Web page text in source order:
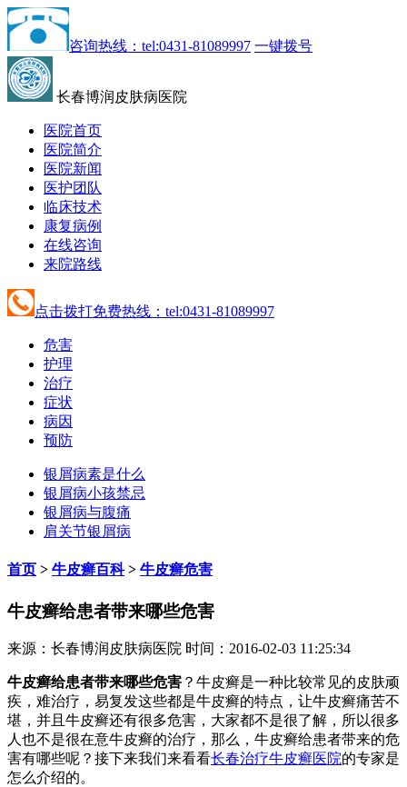
咨询热线：tel:0431-81089997 一键拨号
长春博润皮肤病医院
医院首页
医院简介
医院新闻
医护团队
临床技术
康复病例
在线咨询
来院路线
点击拨打免费热线：tel:0431-81089997
危害
护理
治疗
症状
病因
预防
银屑病素是什么
银屑病小孩禁忌
银屑病与腹痛
肩关节银屑病
首页 > 牛皮癣百科> 牛皮癣危害
牛皮癣给患者带来哪些危害
来源：长春博润皮肤病医院 时间：2016-02-03 11:25:34
牛皮癣给患者带来哪些危害 ？牛皮癣是一种比较常见的皮肤顽
疾，难治疗，易复发这些都是牛皮癣的特点，让牛皮癣痛苦不
堪，并且牛皮癣还有很多危害，大家都不是很了解，所以很多
人也不是很在意牛皮癣的治疗，那么，牛皮癣给患者带来的危
害有哪些呢？接下来我们来看看长春治疗牛皮癣医院的专家是
怎么介绍的。